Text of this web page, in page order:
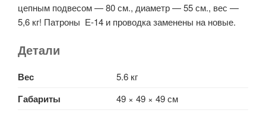
цепным подвесом — 80 см., диаметр — 55 см., вес —
5,6 кг! Патроны Е-14 и проводка заменены на новые.
Детали
Вес 5.6 кг
Габариты 49 × 49 × 49 см